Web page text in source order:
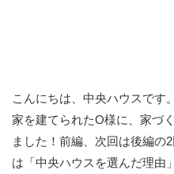
こんにちは、中央ハウスです
家を建てられたO様に、家づ
ました！前編、次回は後編の
は「中央ハウスを選んだ理由